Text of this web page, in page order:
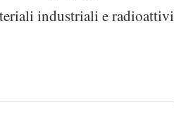
industriali e radioattivi